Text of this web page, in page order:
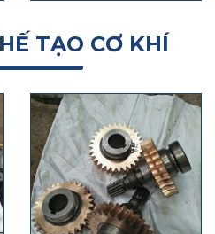
TẠO CƠ KHÍ